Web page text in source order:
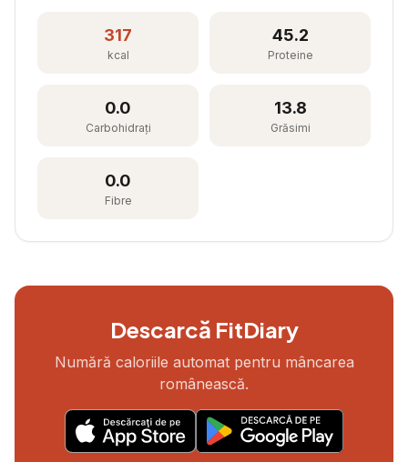
317
kcal
45.2
Proteine
0.0
Carbohidrați
13.8
Grăsimi
0.0
Fibre
Descarcă FitDiary
Numără caloriile automat pentru mâncarea
românească.